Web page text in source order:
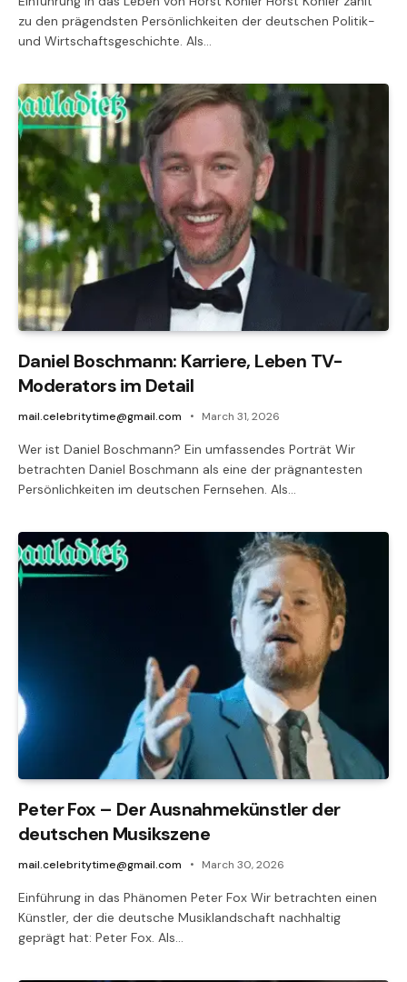
zu den prägendsten Persönlichkeiten der deutschen Politik-
und Wirtschaftsgeschichte. Als…
Daniel Boschmann: Karriere, Leben TV-
Moderators im Detail
mail.celebritytime@gmail.com March 31, 2026
Wer ist Daniel Boschmann? Ein umfassendes Porträt Wir
betrachten Daniel Boschmann als eine der prägnantesten
Persönlichkeiten im deutschen Fernsehen. Als…
Peter Fox – Der Ausnahmekünstler der
deutschen Musikszene
mail.celebritytime@gmail.com March 30, 2026
Einführung in das Phänomen Peter Fox Wir betrachten einen
Künstler, der die deutsche Musiklandschaft nachhaltig
geprägt hat: Peter Fox. Als…